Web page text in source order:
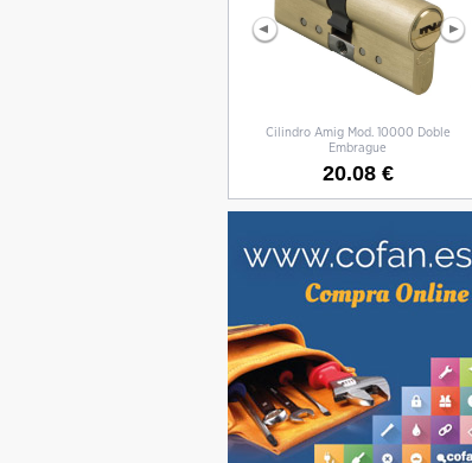
Cilindro Amig Mod. 10000 Doble
Embrague
20.08 €